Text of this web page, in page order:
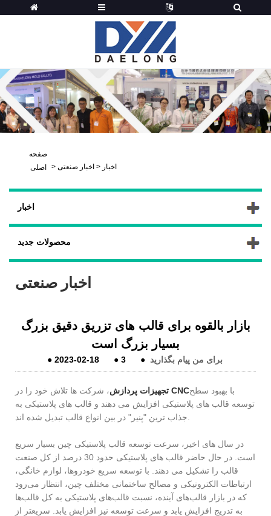
صفحه
اصلی
> اخبار > اخبار صنعتی
اخبار
محصولات جدید
اخبار صنعتی
بازار بالقوه برای قالب های تزریق دقیق بزرگ
بسیار بزرگ است
●2023-02-18 ●3 ● برای من پیام بگذارید
با بهبود سطحتجهیزات پردازش CNC
، شرکت ها تلاش خود را در
توسعه قالب های پلاستیکی افزایش می دهند و قالب های پلاستیکی به
در سال های اخیر، سرعت توسعه قالب پلاستیکی چین بسیار سریع
است. در حال حاضر قالب های پلاستیکی حدود 30 درصد از کل صنعت
قالب را تشکیل می دهند. با توسعه سریع خودروها، لوازم خانگی،
ارتباطات الکترونیکی و مصالح ساختمانی مختلف چین، انتظار می‌رود
که در بازار قالب‌های آینده، نسبت قالب‌های پلاستیکی به کل قالب‌ها
به تدریج افزایش یابد و سرعت توسعه نیز افزایش یابد. سریعتر از